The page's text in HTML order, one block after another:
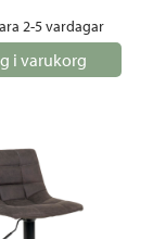
2-5 vardagar
i varukorg